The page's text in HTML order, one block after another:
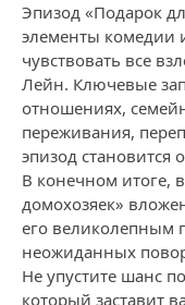
Эпизод «Подарок
элементы комедии
чувствовать все
Лейн. Ключевые
отношениях,
переживания,
эпизод
В конечном итоге,
домохозяек»
его великолепным
неожиданных
Не упустите шанс
который заставит